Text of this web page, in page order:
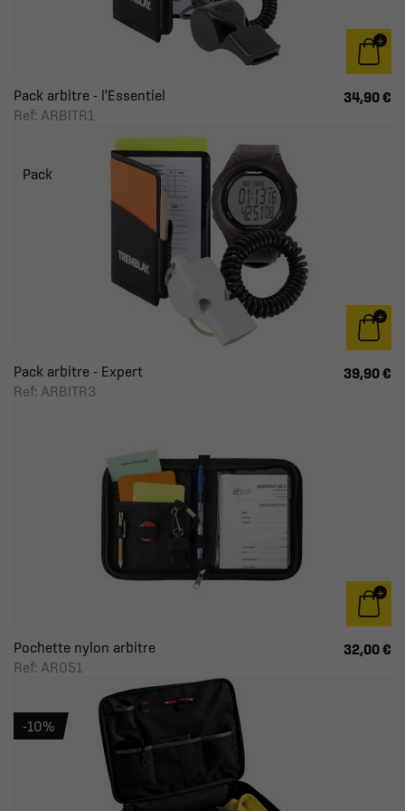
Pack arbitre - l'Essentiel
Ref: ARBITR1
34,90 €
Pack arbitre - Expert
Ref: ARBITR3
39,90 €
Pack
Pochette nylon arbitre
Ref: AR051
32,00 €
-10%